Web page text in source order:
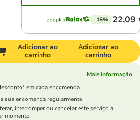
-15% 22,09
Adicionar ao
carrinho
Adicionar ao
carrinho
Mais informação
em cada encomenda
a sua encomenda regularmente
interromper ou cancelar este serviço a
momento